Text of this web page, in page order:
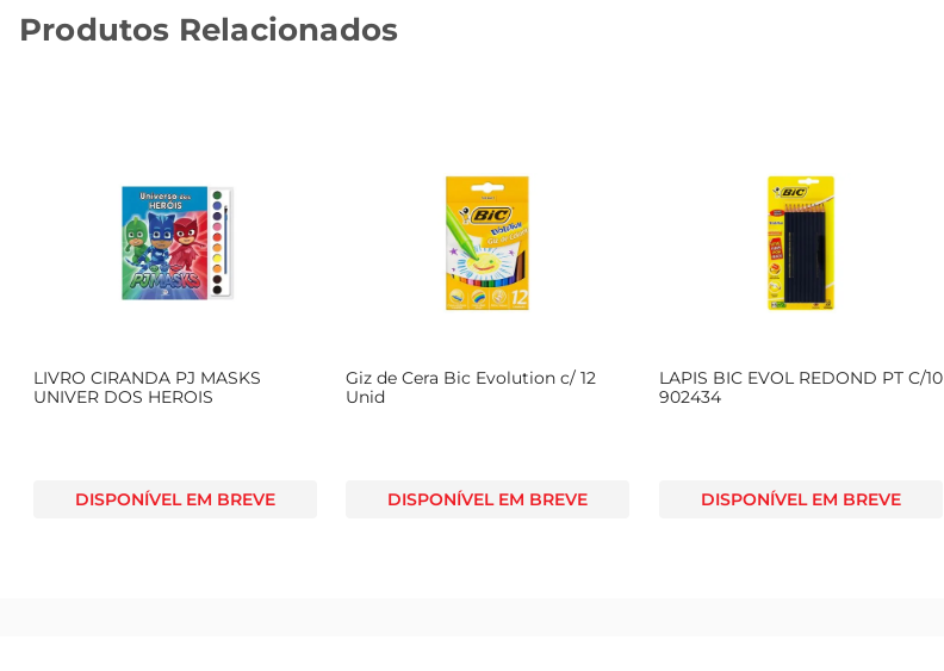
Produtos Relacionados
LIVRO CIRANDA PJ MASKS
UNIVER DOS HEROIS
DISPONÍVEL EM BREVE
Giz de Cera Bic Evolution c/ 12
Unid
DISPONÍVEL EM BREVE
LAPIS BIC EVOL REDOND PT C/10
902434
DISPONÍVEL EM BREVE